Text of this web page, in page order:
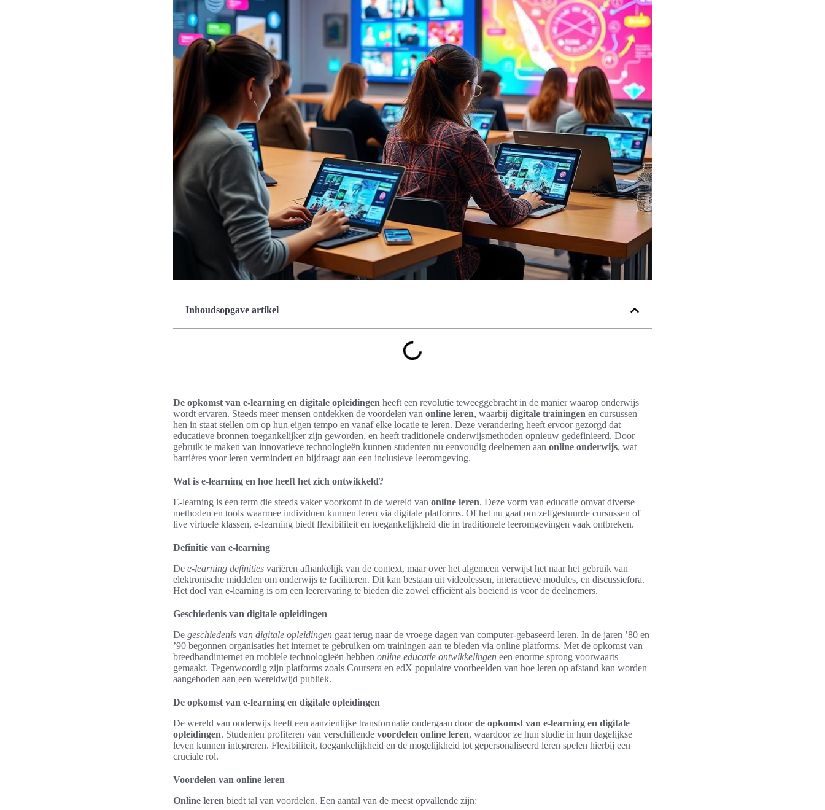
Inhoudsopgave artikel
De opkomst van e-learning en digitale opleidingen heeft een revolutie teweeggebracht in de manier waarop onderwijs
wordt ervaren. Steeds meer mensen ontdekken de voordelen van online leren, waarbij digitale trainingen en cursussen
hen in staat stellen om op hun eigen tempo en vanaf elke locatie te leren. Deze verandering heeft ervoor gezorgd dat
educatieve bronnen toegankelijker zijn geworden, en heeft traditionele onderwijsmethoden opnieuw gedefinieerd. Door
gebruik te maken van innovatieve technologieën kunnen studenten nu eenvoudig deelnemen aan online onderwijs, wat
barrières voor leren vermindert en bijdraagt aan een inclusieve leeromgeving.
Wat is e-learning en hoe heeft het zich ontwikkeld?
E-learning is een term die steeds vaker voorkomt in de wereld van online leren. Deze vorm van educatie omvat diverse
methoden en tools waarmee individuen kunnen leren via digitale platforms. Of het nu gaat om zelfgestuurde cursussen of
live virtuele klassen, e-learning biedt flexibiliteit en toegankelijkheid die in traditionele leeromgevingen vaak ontbreken.
Definitie van e-learning
De e-learning definities variëren afhankelijk van de context, maar over het algemeen verwijst het naar het gebruik van
elektronische middelen om onderwijs te faciliteren. Dit kan bestaan uit videolessen, interactieve modules, en discussiefora.
Het doel van e-learning is om een leerervaring te bieden die zowel efficiënt als boeiend is voor de deelnemers.
Geschiedenis van digitale opleidingen
De geschiedenis van digitale opleidingen gaat terug naar de vroege dagen van computer-gebaseerd leren. In de jaren ’80 en
’90 begonnen organisaties het internet te gebruiken om trainingen aan te bieden via online platforms. Met de opkomst van
breedbandinternet en mobiele technologieën hebben online educatie ontwikkelingen een enorme sprong voorwaarts
gemaakt. Tegenwoordig zijn platforms zoals Coursera en edX populaire voorbeelden van hoe leren op afstand kan worden
aangeboden aan een wereldwijd publiek.
De opkomst van e-learning en digitale opleidingen
De wereld van onderwijs heeft een aanzienlijke transformatie ondergaan doorde opkomst van e-learning en digitale
opleidingen. Studenten profiteren van verschillende voordelen online leren, waardoor ze hun studie in hun dagelijkse
leven kunnen integreren. Flexibiliteit, toegankelijkheid en de mogelijkheid tot gepersonaliseerd leren spelen hierbij een
cruciale rol.
Voordelen van online leren
Online leren biedt tal van voordelen. Een aantal van de meest opvallende zijn: